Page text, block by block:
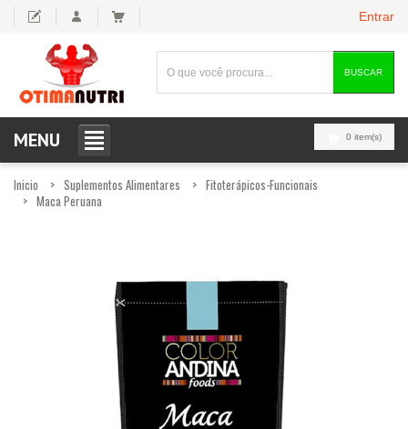
Entrar
BUSCAR
0 item(s)
MENU
Inicio Suplementos Alimentares
Fitoterápicos-Funcionais
Maca Peruana